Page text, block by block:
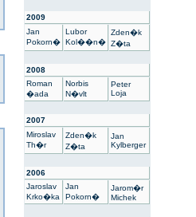
2009
Jan
Pokorn�
Lubor
Kol��n�
Zden�k
Z�ta
2008
Roman
�ada
Norbis
N�vlt
Peter
Loja
2007
Miroslav
Th�r
Zden�k
Z�ta
Jan
Kylberger
2006
Jaroslav
Krko�ka
Jan
Pokorn�
Jarom�r
Michek